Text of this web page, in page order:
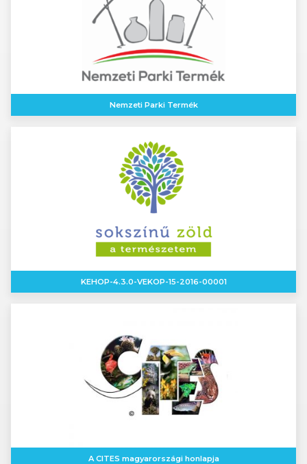
Nemzeti Parki Termék
KEHOP-4.3.0-VEKOP-15-2016-00001
A CITES magyarországi honlapja